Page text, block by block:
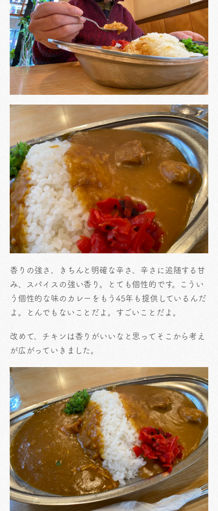
香りの強さ、きちんと明確な辛さ、辛さに追随する甘
み、スパイスの強い香り。とても個性的です。こうい
う個性的な味のカレーをもう45年も提供しているんだ
よ。とんでもないことだよ。すごいことだよ。
改めて、チキンは香りがいいなと思ってそこから考え
が広がっていきました。